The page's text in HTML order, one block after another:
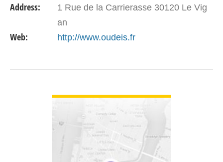
Address:
1 Rue de la Carrierasse 30120 Le Vig
an
Web: http://www.oudeis.fr